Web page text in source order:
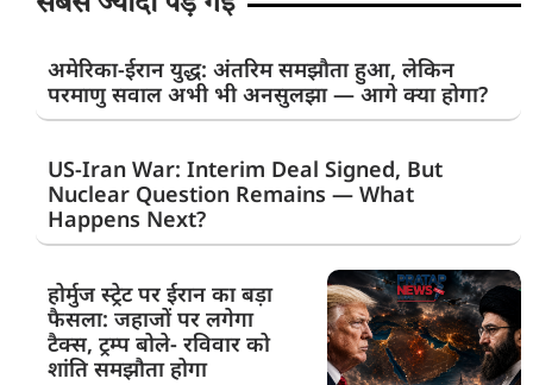
अमेरिका-ईरान युद्ध: अंतरिम समझौता हुआ, लेकिन
परमाणु सवाल अभी भी अनसुलझा — आगे क्या होगा?
US-Iran War: Interim Deal Signed, But
Nuclear Question Remains — What
Happens Next?
होर्मुज स्ट्रेट पर ईरान का बड़ा
फैसला: जहाजों पर लगेगा
टैक्स, ट्रम्प बोले- रविवार को
शांति समझौता होगा